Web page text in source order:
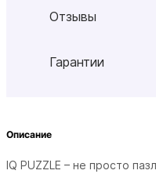
Отзывы
Гарантии
Описание
IQ PUZZLE – не просто